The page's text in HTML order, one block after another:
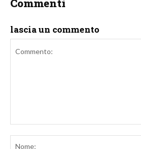
Commenti
lascia un commento